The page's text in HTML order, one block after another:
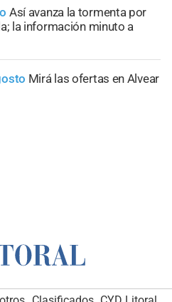
Así avanza la tormenta por
la información minuto a
Mirá las ofertas en Alvear